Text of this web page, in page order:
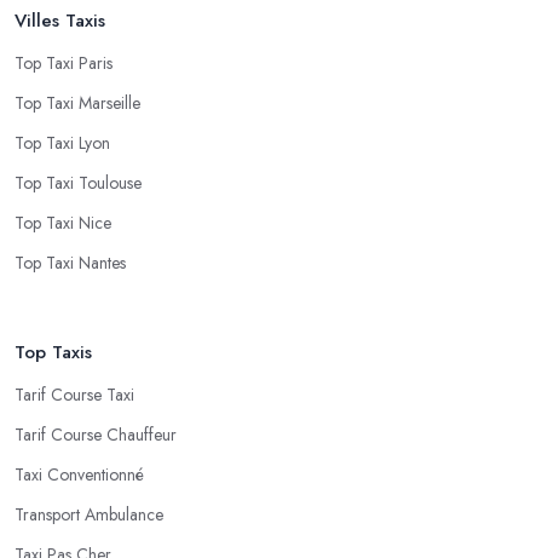
Villes Taxis
Top Taxi Paris
Top Taxi Marseille
Top Taxi Lyon
Top Taxi Toulouse
Top Taxi Nice
Top Taxi Nantes
Top Taxis
Tarif Course Taxi
Tarif Course Chauffeur
Taxi Conventionné
Transport Ambulance